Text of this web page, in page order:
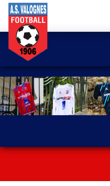
Panneau de gestion des cookies